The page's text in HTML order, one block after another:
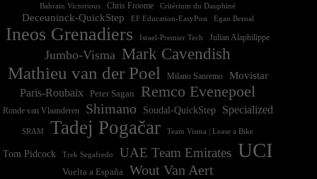
Bahrain Victorious Chris Froome Critérium du Dauphiné
Deceuninck-QuickStep EF Education-EasyPost Egan Bernal
Ineos Grenadiers Israel-Premier Tech Julian Alaphilippe
Jumbo-Visma Mark Cavendish
Mathieu van der Poel Milano Sanremo
Movistar
Paris-Roubaix
Peter Sagan Remco Evenepoel
Ronde van Vlaanderen Shimano Soudal-QuickStep Specialized
SRAM Tadej Pogačar Team Visma | Lease a Bike
Tom Pidcock Trek Segafredo UAE Team Emirates UCI
Vuelta a España Wout Van Aert